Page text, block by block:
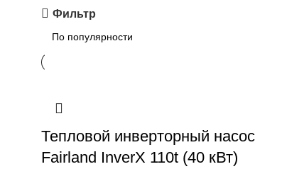
Фильтр
Тепловой инверторный насос
Fairland InverX 110t (40 кВт)